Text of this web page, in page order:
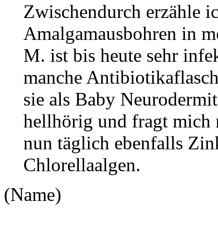
Zwischendurch erzähle
Amalgamausbohren in
M. ist bis heute sehr
manche
sie als Baby
hellhörig und fragt mich
nun täglich ebenfalls
Chlorellaalgen.
(Name)